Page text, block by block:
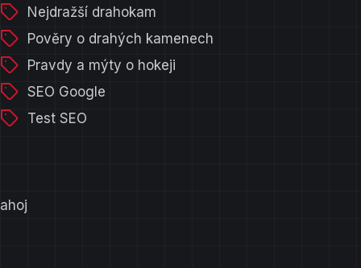
Nejdražší drahokam
Pověry o drahých kamenech
Pravdy a mýty o hokeji
SEO Google
Test SEO
ahoj